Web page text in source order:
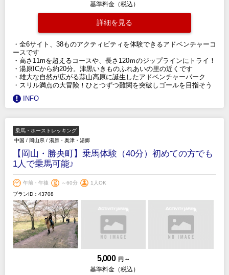
基準料金（税込）
詳細を見る
・全6サイト、38ものアクティビティを体験できるアドベンチャーコ
ースです
・高さ11mを超えるコースや、長さ120ｍのジップラインにトライ！
・湯原ICから約20分。津黒いきものふれあいの里の近くです
・雄大な自然が広がる蒜山高原に誕生したアドベンチャーパーク
・スリル満点の大冒険！ひとつずつ難関を突破しゴールを目指そう
INFO
乗馬・ホーストレッキング
中国 / 岡山県 / 湯原・奥津・湯郷
【岡山・勝央町】乗馬体験（40分）初めての方でも
1人で乗馬可能♪
午前・午後 ～60分
1人OK
プランID：43708
5,000 円 ～
基準料金（税込）